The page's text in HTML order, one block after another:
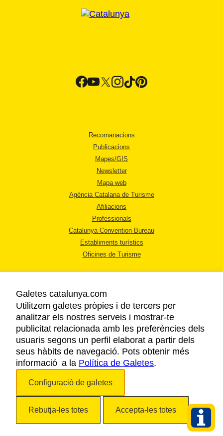
Recomanacions
Publicacions
Mapes/GIS
Newsletter
Mapa web
Agència Catalana de Turisme
Afiliacions
Professionals
Catalunya Convention Bureau
Establiments turístics
Oficines de Turisme
AVÍS LEGAL
POLÍTICA DE PRIVACITAT
COOKIES
ACCESSIBILITAT
Galetes catalunya.com
Utilitzem galetes pròpies i de tercers per
analitzar els nostres serveis i mostrar-te
publicitat relacionada amb les preferències dels
usuaris segons un perfil elaborat a partir dels
seus hàbits de navegació. Pots obtenir més
informació a la Política de Galetes.
Configuració de galetes
Rebutja-les totes Accepta-les totes